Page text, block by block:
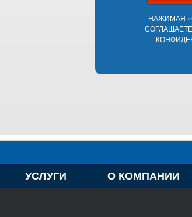
НАЖИМАЯ
УСЛУГИ О КОМПАНИИ